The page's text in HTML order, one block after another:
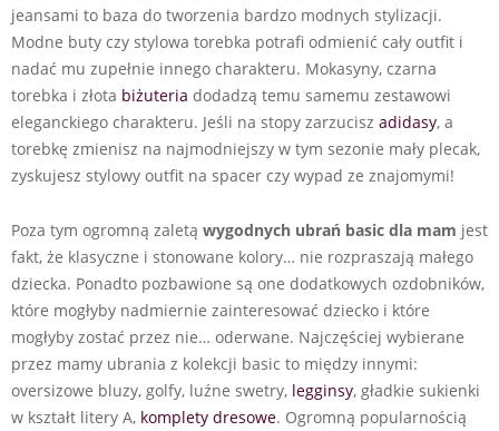
jeansami to baza do tworzenia bardzo modnych stylizacji.
Modne buty czy stylowa torebka potrafi odmienić cały outfit i
nadać mu zupełnie innego charakteru. Mokasyny, czarna
torebka i złota biżuteria dodadzą temu samemu zestawowi
eleganckiego charakteru. Jeśli na stopy zarzucisz adidasy, a
torebkę zmienisz na najmodniejszy w tym sezonie mały plecak,
zyskujesz stylowy outfit na spacer czy wypad ze znajomymi!
Poza tym ogromną zaletą wygodnych ubrań basic dla mam jest
fakt, że klasyczne i stonowane kolory… nie rozpraszają małego
dziecka. Ponadto pozbawione są one dodatkowych ozdobników,
które mogłyby nadmiernie zainteresować dziecko i które
mogłyby zostać przez nie… oderwane. Najczęściej wybierane
przez mamy ubrania z kolekcji basic to między innymi:
oversizowe bluzy, golfy, luźne swetry, legginsy, gładkie sukienki
w kształt litery A, komplety dresowe. Ogromną popularnością